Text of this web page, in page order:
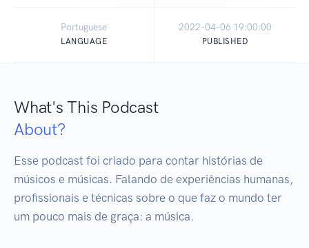
Portuguese
LANGUAGE
2022-04-06 19:00:00
PUBLISHED
What's This Podcast
About?
Esse podcast foi criado para contar histórias de
músicos e músicas. Falando de experiências humanas,
profissionais e técnicas sobre o que faz o mundo ter
um pouco mais de graça: a música.